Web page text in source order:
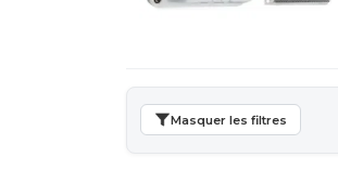
Masquer les filtres